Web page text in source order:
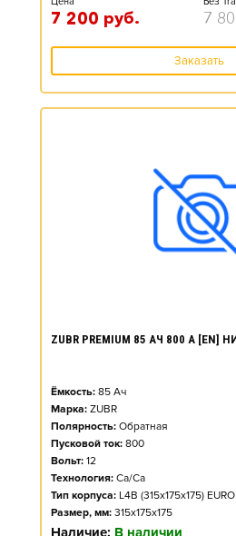
7 200 руб. 7
Заказать
ZUBR PREMIUM 85 АЧ 800 А
Ёмкость: 85 Ач
Марка: ZUBR
Полярность: Обратная
Пусковой ток: 800
Вольт: 12
Технология: Ca/Ca
Тип корпуса: L4B (315x175x175) EURO
Размер, мм: 315x175x175
Наличие: В наличии